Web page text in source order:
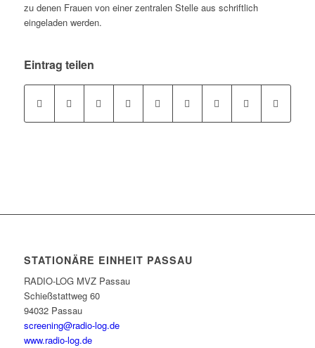
zu denen Frauen von einer zentralen Stelle aus schriftlich
eingeladen werden.
Eintrag teilen
STATIONÄRE EINHEIT PASSAU
RADIO-LOG MVZ Passau
Schießstattweg 60
94032 Passau
screening@radio-log.de
www.radio-log.de